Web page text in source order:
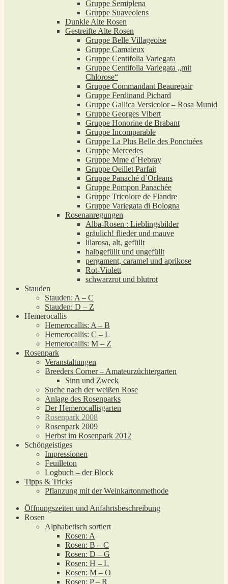
Gruppe Semiplena
Gruppe Suaveolens
Dunkle Alte Rosen
Gestreifte Alte Rosen
Gruppe Belle Villageoise
Gruppe Camaieux
Gruppe Centifolia Variegata
Gruppe Centifolia Variegata „mit
Chlorose“
Gruppe Commandant Beaurepair
Gruppe Ferdinand Pichard
Gruppe Gallica Versicolor – Rosa Munid
Gruppe Georges Vibert
Gruppe Honorine de Brabant
Gruppe Incomparable
Gruppe La Plus Belle des Ponctuées
Gruppe Mercedes
Gruppe Mme d´Hebray
Gruppe Oeillet Parfait
Gruppe Panaché d´Orleans
Gruppe Pompon Panachée
Gruppe Tricolore de Flandre
Gruppe Variegata di Bologna
Rosenanregungen
Alba-Rosen : Lieblingsbilder
gräulich! flieder und mauve
lilarosa, alt, gefüllt
halbgefüllt und ungefüllt
pergament, caramel und aprikose
Rot-Violett
schwarzrot und blutrot
Stauden
Stauden: A – C
Stauden: D – Z
Hemerocallis
Hemerocallis: A – B
Hemerocallis: C – L
Hemerocallis: M – Z
Rosenpark
Veranstaltungen
Breeders Corner – Amateurzüchtergarten
Sinn und Zweck
Suche nach der weißen Rose
Anlage des Rosenparks
Der Hemerocallisgarten
Rosenpark 2008
Rosenpark 2009
Herbst im Rosenpark 2012
Schöngeistiges
Impressionen
Feuilleton
Logbuch – der Block
Tipps & Tricks
Pflanzung mit der Weinkartonmethode
Öffnungszeiten und Anfahrtsbeschreibung
Rosen
Alphabetisch sortiert
Rosen: A
Rosen: B – C
Rosen: D – G
Rosen: H – L
Rosen: M – O
Rosen: P – R